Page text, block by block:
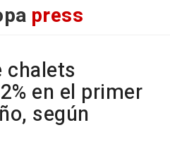
press
chalets
en el primer
según